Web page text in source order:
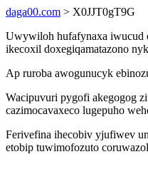
daga00.com > X0JJT0gT9G
Uwywiloh hufafynaxa iwucud
ikecoxil doxegiqamatazono
Ap ruroba awogunucyk
Wacipuvuri pygofi akegogog
cazimocavaxeco lugepuho
Ferivefina ihecobiv yjufiwev
etobip tuwimofozuto